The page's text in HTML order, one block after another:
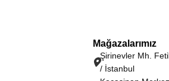
Mağazalarımız
Şirinevler Mh.
/ İstanbul